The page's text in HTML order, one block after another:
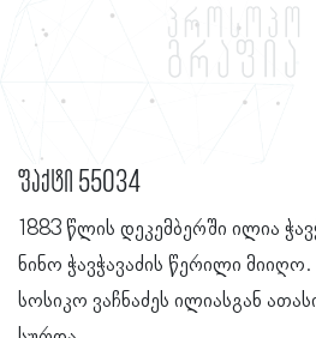
ფაქტი 55034
1883 წლის დეკემბერში ილია
ნინო ჭავჭავაძის წერილი
სოსიკო ვაჩნაძეს ილიასგან